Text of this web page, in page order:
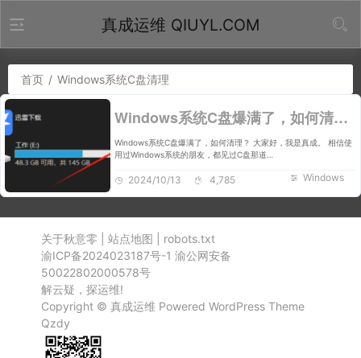
真成运维 QIUYL.COM
首页 / Windows系统C盘清理
Windows系统C盘爆满了，如何清理？
Windows系统C盘爆满了，如何清理？ 大家好，我是真成。 相信使
用过Windows系统的朋友，都见过C盘那道…
Windows
2024/10/13 4,785
关于秋意零 站点地图
robots.txt
渝ICP备2024023187号-1 渝公网安备
50022802000578号
解云疑，探运维!
Copyright © 真成运维 Powered WordPressTheme
Qzdy